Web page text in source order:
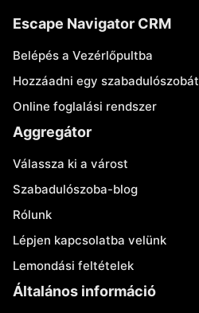
Escape Navigator CRM
Belépés a Vezérlőpultba
Hozzáadni egy szabadulószobát
Online foglalási rendszer
Aggregátor
Válassza ki a várost
Szabadulószoba-blog
Rólunk
Lépjen kapcsolatba velünk
Lemondási feltételek
Általános információ